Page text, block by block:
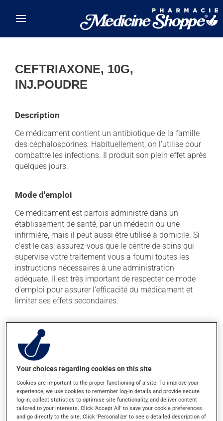
CEFTRIAXONE, 10G,
INJ.POUDRE
Description
Ce médicament contient un antibiotique de la famille
des céphalosporines. Habituellement, on l'utilise pour
combattre les infections. Il produit son plein effet après
quelques jours.
Mode d'emploi
Ce médicament est parfois administré dans un
établissement de santé, par un médecin ou une
infirmière, mais il peut aussi être utilisé à domicile. Si
c'est le cas, assurez-vous que le centre de soins qui
supervise votre traitement vous a fourni toutes les
instructions nécessaires à une administration
adéquate. Il est très important de respecter ce mode
d'emploi pour assurer l'efficacité du médicament et
limiter ses effets secondaires.
Effets indésirables
En plus de ses effets recherchés, ce produit peut à
l'occasion entraîner certains effets indésirables (effets
secondaires), notamment :
il peut causer de la diarrhée;
il peut causer de la rougeur et de l'enflure au site
d'injection.
Your choices regarding cookies on this site
Cookies are important to the proper functioning of a site. To improve your
experience, we use cookies to remember log-in details and provide secure
log-in, collect statistics to optimise site functionality, and deliver content
tailored to your interests. Click 'Accept All' to save your cookie preferences
and go directly to the site. Click 'Personalize' to see a detailed description of